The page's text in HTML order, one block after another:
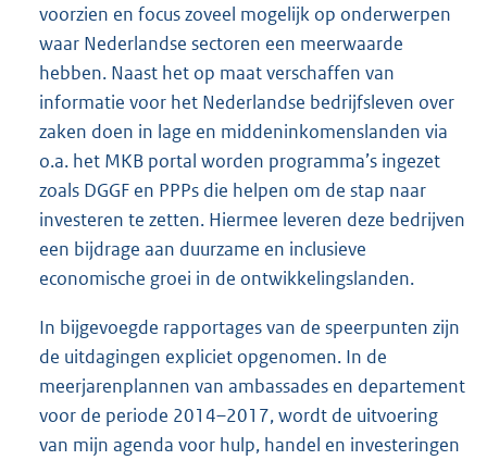
voorzien en focus zoveel mogelijk op onderwerpen
waar Nederlandse sectoren een meerwaarde
hebben. Naast het op maat verschaffen van
informatie voor het Nederlandse bedrijfsleven over
zaken doen in lage en middeninkomenslanden via
o.a. het MKB portal worden programma’s ingezet
zoals DGGF en PPPs die helpen om de stap naar
investeren te zetten. Hiermee leveren deze bedrijven
een bijdrage aan duurzame en inclusieve
economische groei in de ontwikkelingslanden.
In bijgevoegde rapportages van de speerpunten zijn
de uitdagingen expliciet opgenomen. In de
meerjarenplannen van ambassades en departement
voor de periode 2014–2017, wordt de uitvoering
van mijn agenda voor hulp, handel en investeringen